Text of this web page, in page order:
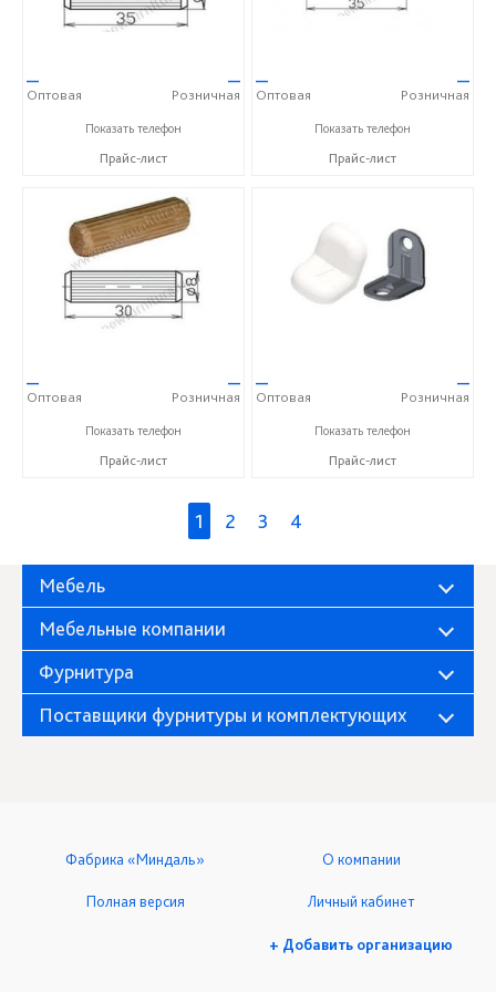
—
Оптовая
—
Розничная
+7(495)925-26-27
Показать телефон
Прайс-лист
—
Оптовая
—
Розничная
+7(495)925-26-27
Показать телефон
Прайс-лист
—
Оптовая
—
Розничная
+7(495)925-26-27
Показать телефон
Прайс-лист
—
Оптовая
—
Розничная
+7(495)925-26-27
Показать телефон
Прайс-лист
1 2 3 4
Мебель
Мебельные компании
Фурнитура
Поставщики фурнитуры и комплектующих
Фабрика «Миндаль» О компании
Полная версия Личный кабинет
+ Добавить организацию